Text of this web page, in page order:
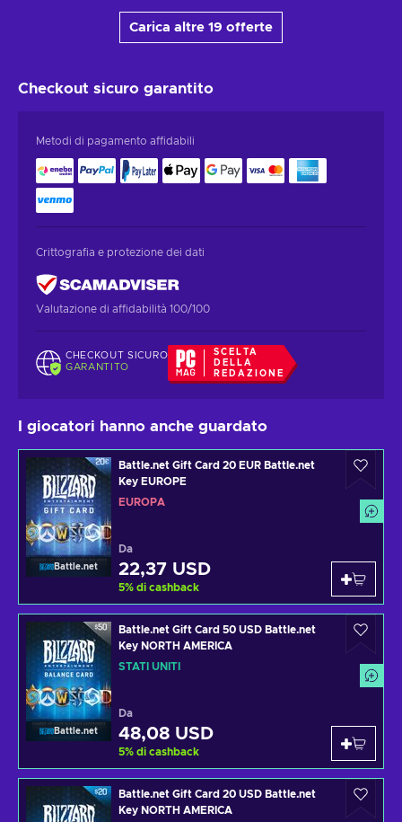
Carica altre 19 offerte
Checkout sicuro garantito
Metodi di pagamento affidabili
Crittografia e protezione dei dati
Valutazione di affidabilità 100/100
CHECKOUT SICURO
GARANTITO
SCELTA
DELLA
REDAZIONE
I giocatori hanno anche guardato
Battle.net
Battle.net Gift Card 20 EUR Battle.net
Key EUROPE
EUROPA
Da
22,37 USD
5% di cashback
Battle.net
Battle.net Gift Card 50 USD Battle.net
Key NORTH AMERICA
STATI UNITI
Da
48,08 USD
5% di cashback
Battle.net Gift Card 20 USD Battle.net
Key NORTH AMERICA